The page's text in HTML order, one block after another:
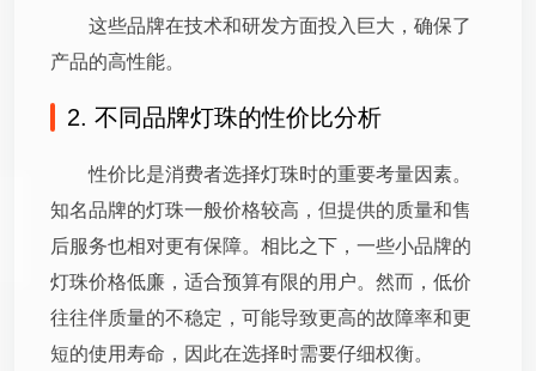
这些品牌在技术和研发方面投入巨大，确保了
产品的高性能。
2. 不同品牌灯珠的性价比分析
性价比是消费者选择灯珠时的重要考量因素。
知名品牌的灯珠一般价格较高，但提供的质量和售
后服务也相对更有保障。相比之下，一些小品牌的
灯珠价格低廉，适合预算有限的用户。然而，低价
往往伴质量的不稳定，可能导致更高的故障率和更
短的使用寿命，因此在选择时需要仔细权衡。